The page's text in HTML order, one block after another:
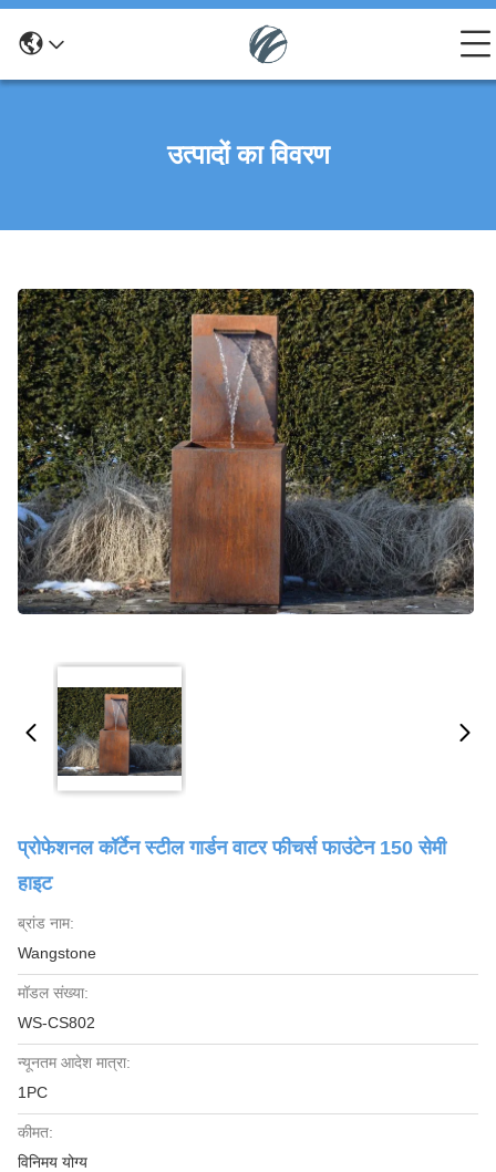
उत्पादों का विवरण
प्रोफेशनल कॉर्टेन स्टील गार्डन वाटर फीचर्स फाउंटेन 150 सेमी
हाइट
ब्रांड नाम:
Wangstone
मॉडल संख्या:
WS-CS802
न्यूनतम आदेश मात्रा:
1PC
कीमत:
विनिमय योग्य